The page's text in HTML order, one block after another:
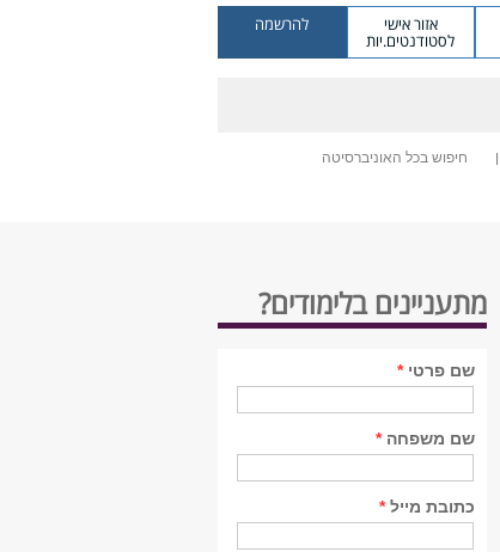
אזור אישי
לסטודנטים.יות
להרשמה
חיפוש בכל האוניברסיטה
מתעניינים בלימודים?
שם פרטי*
שם משפחה*
כתובת מייל*